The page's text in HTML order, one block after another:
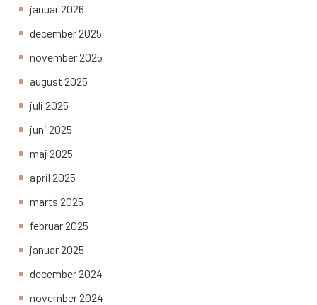
januar 2026
december 2025
november 2025
august 2025
juli 2025
juni 2025
maj 2025
april 2025
marts 2025
februar 2025
januar 2025
december 2024
november 2024